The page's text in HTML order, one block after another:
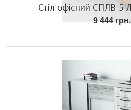
Стіл офісний СПЛВ-5
9 444 грн.